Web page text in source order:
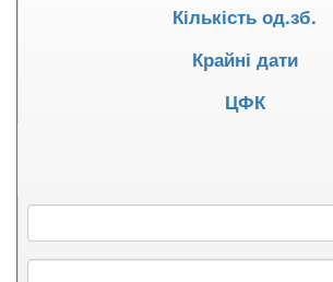
Кількість од.зб.
Крайні дати
ЦФК